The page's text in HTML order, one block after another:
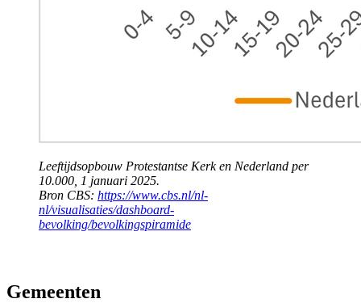
Leeftijdsopbouw Protestantse Kerk en Nederland per
10.000, 1 januari 2025.
Bron CBS: https://www.cbs.nl/nl-
nl/visualisaties/dashboard-
bevolking/bevolkingspiramide
Gemeenten